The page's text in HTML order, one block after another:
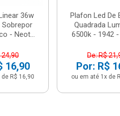
36w
Sobrepor
- Neot...
24,90
16,90
R$ 16,90
Plafon Led De
Quadrada
6500k - 1942 -
De: R$
Por: R$
ou em até 1x de